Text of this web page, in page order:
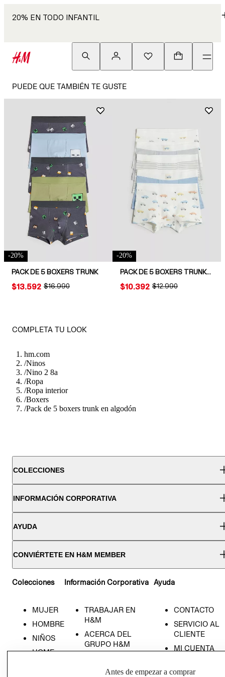
20% EN TODO INFANTIL
PUEDE QUE TAMBIÉN TE GUSTE
-20%
PACK DE 5 BOXERS TRUNK
ORIGINAL PRICE:
$16.990
PRICE:
$13.592
-20%
PACK DE 5 BOXERS TRUNK EN ALGODÓN
ORIGINAL PRICE:
$12.990
PRICE:
$10.392
COMPLETA TU LOOK
hm.com
/Ninos
/Nino 2 8a
/Ropa
/Ropa interior
/Boxers
/Pack de 5 boxers trunk en algodón
COLECCIONES
INFORMACIÓN CORPORATIVA
AYUDA
CONVIÉRTETE EN H&M MEMBER
Colecciones
MUJER
HOMBRE
NIÑOS
HOME
Información Corporativa
TRABAJAR EN
H&M
ACERCA DEL
GRUPO H&M
SOCIAL
Ayuda
CONTACTO
SERVICIO AL
CLIENTE
MI CUENTA
TIENDAS
Antes de empezar a comprar